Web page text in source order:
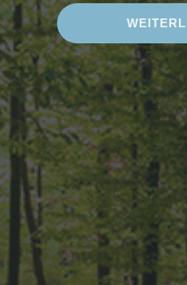
“
S
T
E
R
L
A
G
E
R
2
2